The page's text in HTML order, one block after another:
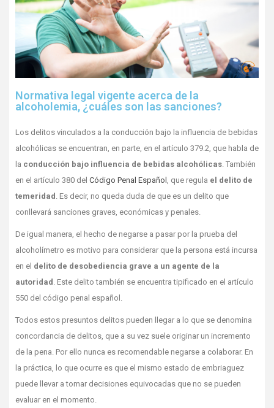
Normativa legal vigente acerca de la
alcoholemia, ¿cuáles son las sanciones?
Los delitos vinculados a la conducción bajo la influencia de bebidas
alcohólicas se encuentran, en parte, en el artículo 379.2, que habla de
la conducción bajo influencia de bebidas alcohólicas . También
en el artículo 380 del Código Penal Español , que regula el delito de
temeridad
. Es decir, no queda duda de que es un delito que
conllevará sanciones graves, económicas y penales.
De igual manera, el hecho de negarse a pasar por la prueba del
alcoholímetro es motivo para considerar que la persona está incursa
en el delito de desobediencia grave a un agente de la
autoridad
. Este delito también se encuentra tipificado en el artículo
550 del código penal español.
Todos estos presuntos delitos pueden llegar a lo que se denomina
concordancia de delitos, que a su vez suele originar un incremento
de la pena. Por ello nunca es recomendable negarse a colaborar. En
la práctica, lo que ocurre es que el mismo estado de embriaguez
puede llevar a tomar decisiones equivocadas que no se pueden
evaluar en el momento.